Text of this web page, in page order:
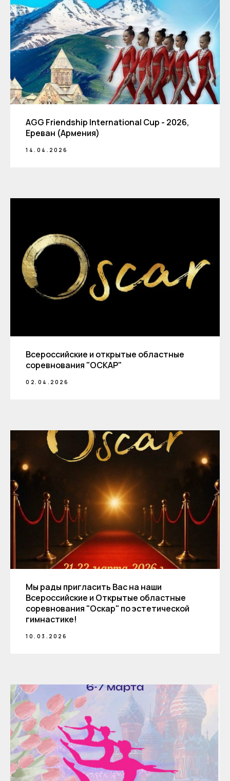
AGG Friendship International Cup - 2026,
Ереван (Армения)
14.04.2026
Всероссийские и открытые областные
соревнования "ОСКАР"
02.04.2026
Мы рады пригласить Вас на наши
Всероссийские и Открытые областные
соревнования "Оскар" по эстетической
гимнастике!
10.03.2026